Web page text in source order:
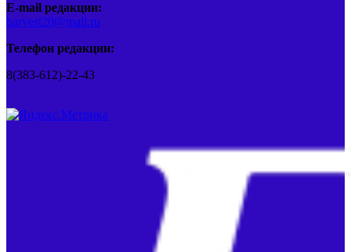
E-mail редакции:
barvest20@mail.ru
Телефон редакции:
8(383-612)-22-43